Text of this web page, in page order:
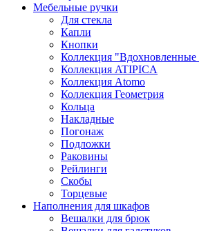
Мебельные ручки
Для стекла
Капли
Кнопки
Коллекция "Вдохновленные
Коллекция ATIPICA
Коллекция Atomo
Коллекция Геометрия
Кольца
Накладные
Погонаж
Подложки
Раковины
Рейлинги
Скобы
Торцевые
Наполнения для шкафов
Вешалки для брюк